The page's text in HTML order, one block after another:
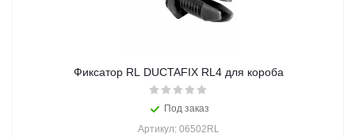
Фиксатор RL DUCTAFIX RL4 для короба
Под заказ
Артикул: 06502RL